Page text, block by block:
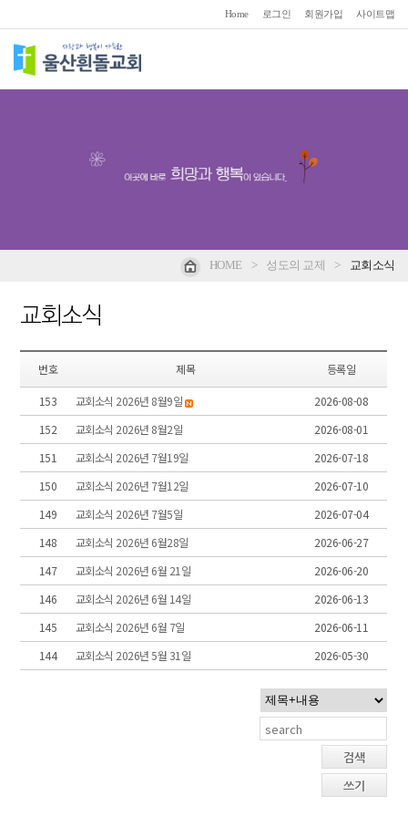
Home 로그인 회원가입 사이트맵
HOME > 성도의 교제 > 교회소식
교회소식
번호 제목 등록일
153 교회소식 2026년 8월9일
2026-08-08
152
교회소식 2026년 8월2일
2026-08-01
151
교회소식 2026년 7월19일
2026-07-18
150
교회소식 2026년 7월12일
2026-07-10
149
교회소식 2026년 7월5일
2026-07-04
148
교회소식 2026년 6월28일
2026-06-27
147
교회소식 2026년 6월 21일
2026-06-20
146
교회소식 2026년 6월 14일
2026-06-13
145
교회소식 2026년 6월 7일
2026-06-11
144
교회소식 2026년 5월 31일 2026-05-30
검색
쓰기